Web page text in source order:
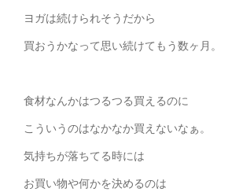
ヨガは続けられそうだから
買おうかなって思い続けてもう数ヶ月。
食材なんかはつるつる買えるのに
こういうのはなかなか買えないなぁ。
気持ちが落ちてる時には
お買い物や何かを決めるのは